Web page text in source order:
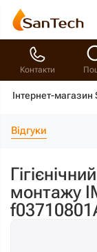
Контакти
Інтернет-магазин
Відгуки
монтажу